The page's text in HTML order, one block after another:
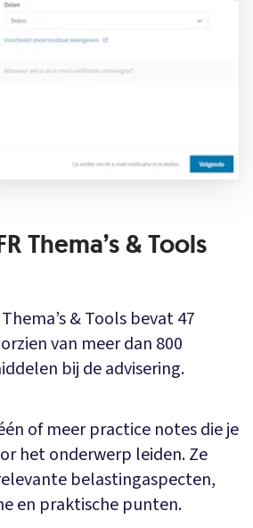
Thema’s & Tools
& Tools bevat 47
van meer dan 800
bij de advisering.
of meer practice notes die je
het onderwerp leiden. Ze
belastingaspecten,
en praktische punten.